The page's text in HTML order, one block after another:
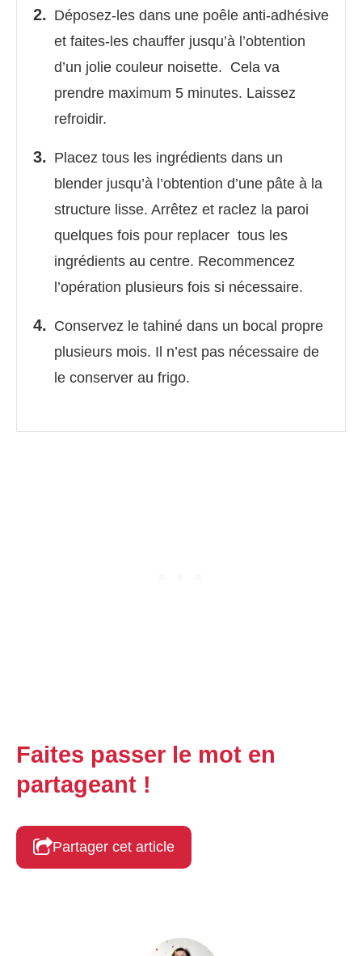
Déposez-les dans une poêle anti-adhésive
et faites-les chauffer jusqu’à l’obtention
d’un jolie couleur noisette. Cela va
prendre maximum 5 minutes. Laissez
refroidir.
Placez tous les ingrédients dans un
blender jusqu’à l’obtention d’une pâte à la
structure lisse. Arrêtez et raclez la paroi
quelques fois pour replacer tous les
ingrédients au centre. Recommencez
l’opération plusieurs fois si nécessaire.
Conservez le tahiné dans un bocal propre
plusieurs mois. Il n’est pas nécessaire de
le conserver au frigo.
Faites passer le mot en
partageant !
Partager cet article